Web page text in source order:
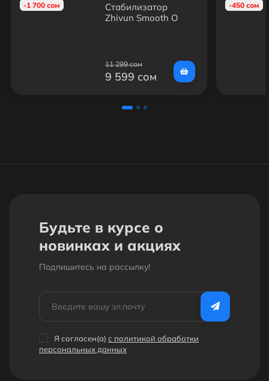
-1 700 сом
Стабилизатор
Zhiyun Smooth Q
11 299 сом
9 599 сом
-450 сом
Будьте в курсе о
новинках и акциях
Подпишитесь на рассылкy!
Я согласен(a) с политикой обработки
персональных данных